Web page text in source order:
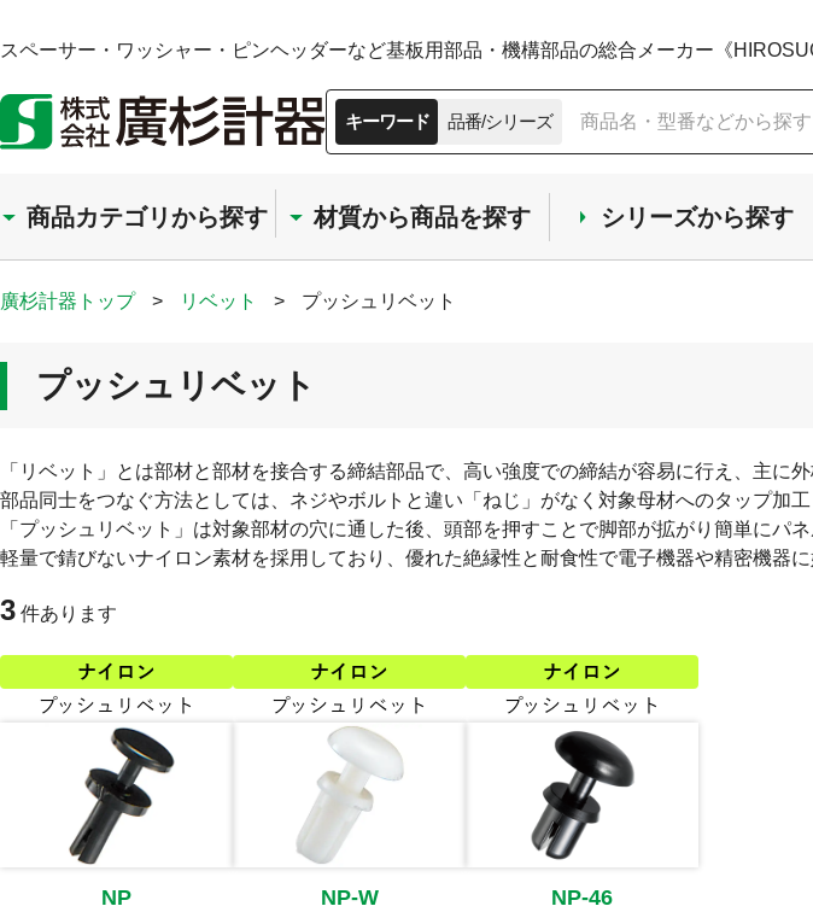
スペーサー・ワッシャー・ピンヘッダーなど基板用部品・機構部品の総合メーカー《
キーワード 品番/シリーズ
商品カテゴリから探す 材質から商品を探す シリーズから探す
廣杉計器トップ > リベット > プッシュリベット
プッシュリベット
「リベット」とは部材と部材を接合する締結部品で、高い強度での締結が容易に行え、主に
部品同士をつなぐ方法としては、ネジやボルトと違い「ねじ」がなく対象母材へのタップ加
「プッシュリベット」は対象部材の穴に通した後、頭部を押すことで脚部が拡がり簡単にパ
軽量で錆びないナイロン素材を採用しており、優れた絶縁性と耐食性で電子機器や精密機器に
3 件あります
NP NP-W NP-46